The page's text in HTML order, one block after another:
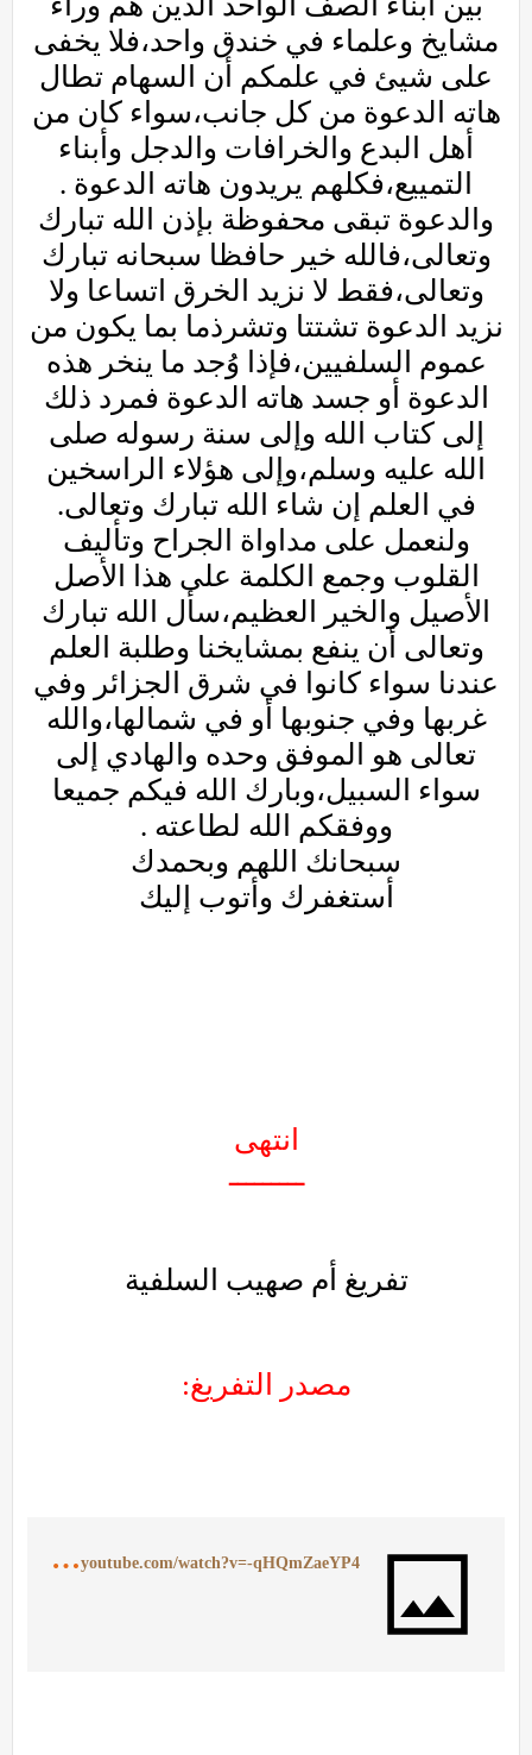
مشايخ وعلماء في خندق واحد،فلا يخفى
على شيئ في علمكم أن السهام تطال
هاته الدعوة من كل جانب،سواء كان من
أهل البدع والخرافات والدجل وأبناء
التمييع،فكلهم يريدون هاته الدعوة .
والدعوة تبقى محفوظة بإذن الله تبارك
وتعالى،فالله خير حافظا سبحانه تبارك
وتعالى،فقط لا نزيد الخرق اتساعا ولا
نزيد الدعوة تشتتا وتشرذما بما يكون من
عموم السلفيين،فإذا وُجد ما ينخر هذه
الدعوة أو جسد هاته الدعوة فمرد ذلك
إلى كتاب الله وإلى سنة رسوله صلى
الله عليه وسلم،وإلى هؤلاء الراسخين
في العلم إن شاء الله تبارك وتعالى.
ولنعمل على مداواة الجراح وتأليف
القلوب وجمع الكلمة على هذا الأصل
الأصيل والخير العظيم،سأل الله تبارك
وتعالى أن ينفع بمشايخنا وطلبة العلم
عندنا سواء كانوا في شرق الجزائر وفي
غربها وفي جنوبها أو في شمالها،والله
تعالى هو الموفق وحده والهادي إلى
سواء السبيل،وبارك الله فيكم جميعا
ووفقكم الله لطاعته .
سبحانك اللهم وبحمدك
أستغفرك وأتوب إليك
انتهى
ـــــــــ
تفريغ أم صهيب السلفية
مصدر التفريغ:
h
ttps://www.youtube.com/watch?v=-qHQmZaeYP4